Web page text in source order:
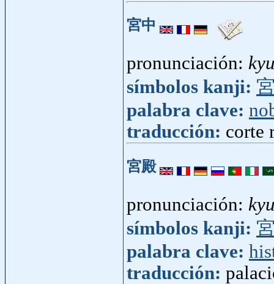
宮中
pronunciación:
símbolos kanji:
palabra clave:
traducción: corte
宮殿
pronunciación:
símbolos kanji:
palabra clave:
traducción: